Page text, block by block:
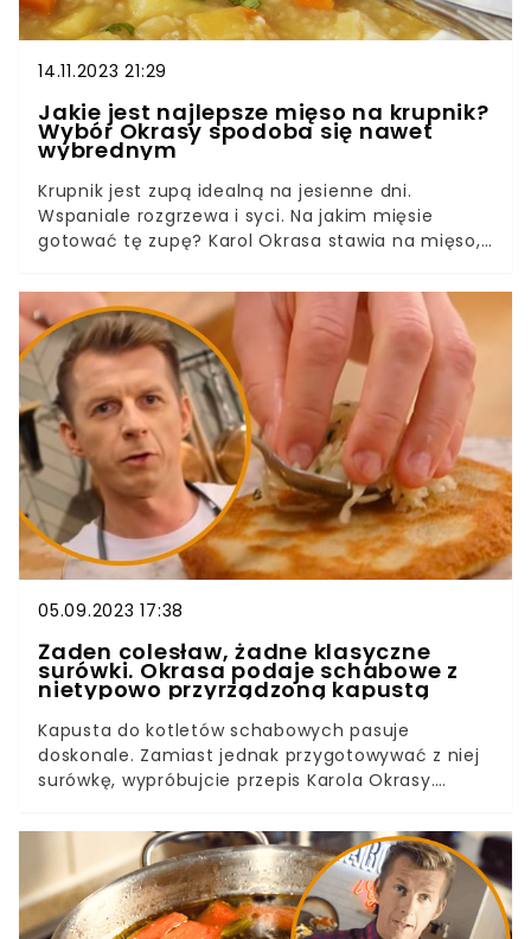
14.11.2023 21:29
Jakie jest najlepsze mięso na krupnik?
Wybór Okrasy spodoba się nawet
wybrednym
Krupnik jest zupą idealną na jesienne dni.
Wspaniale rozgrzewa i syci. Na jakim mięsie
gotować tę zupę? Karol Okrasa stawia na mięso,
wybrednym osobom. Warto wypróbować przepis
znanego kucharza.
05.09.2023 17:38
Żaden colesław, żadne klasyczne
surówki. Okrasa podaje schabowe z
nietypowo przyrządzoną kapustą
Kapusta do kotletów schabowych pasuje
doskonale. Zamiast jednak przygotowywać z niej
surówkę, wypróbujcie przepis Karola Okrasy.
niesamowitego smaku i aromatu.